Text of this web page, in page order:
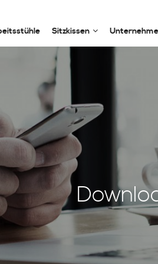
Sitzkissen